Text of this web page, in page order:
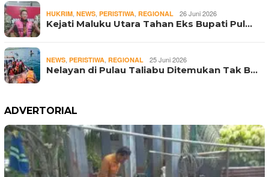
HUKRIM, NEWS, PERISTIWA, REGIONAL 26 Juni 2026
Kejati Maluku Utara Tahan Eks Bupati Pul…
NEWS, PERISTIWA, REGIONAL 25 Juni 2026
Nelayan di Pulau Taliabu Ditemukan Tak B…
ADVERTORIAL